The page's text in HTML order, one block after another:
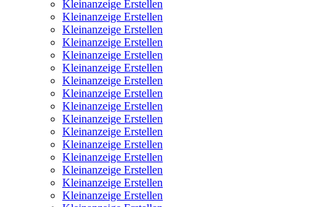
Kleinanzeige Erstellen
Kleinanzeige Erstellen
Kleinanzeige Erstellen
Kleinanzeige Erstellen
Kleinanzeige Erstellen
Kleinanzeige Erstellen
Kleinanzeige Erstellen
Kleinanzeige Erstellen
Kleinanzeige Erstellen
Kleinanzeige Erstellen
Kleinanzeige Erstellen
Kleinanzeige Erstellen
Kleinanzeige Erstellen
Kleinanzeige Erstellen
Kleinanzeige Erstellen
Kleinanzeige Erstellen